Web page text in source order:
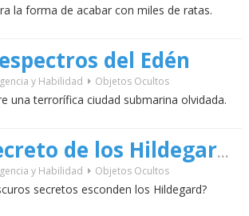
la forma de acabar con miles de ratas.
del Edén
y Habilidad Objetos Ocultos
una terrorífica ciudad submarina olvidada.
El secreto de los Hildegard
y Habilidad Objetos Ocultos
secretos esconden los Hildegard?